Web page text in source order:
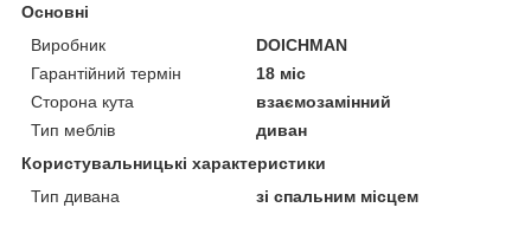
Основні
Виробник
DOICHMAN
Гарантійний термін
18 міс
Сторона кута
взаємозамінний
Тип меблів
диван
Користувальницькі характеристики
Тип дивана
зі спальним місцем